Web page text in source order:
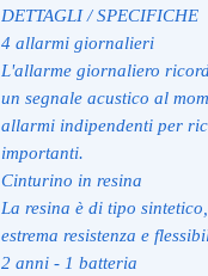
DETTAGLI / SPECIFICHE
4 allarmi giornalieri
L'allarme giornaliero
un segnale acustico al
allarmi indipendenti per
importanti.
Cinturino in resina
La resina è di tipo
estrema resistenza e
2 anni - 1 batteria